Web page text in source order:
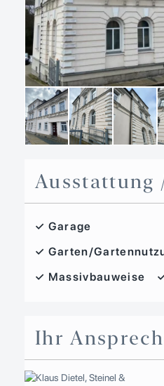
Ausstattung
✓ Garage
✓ Garten/
✓ Massivbauweise
Ihr